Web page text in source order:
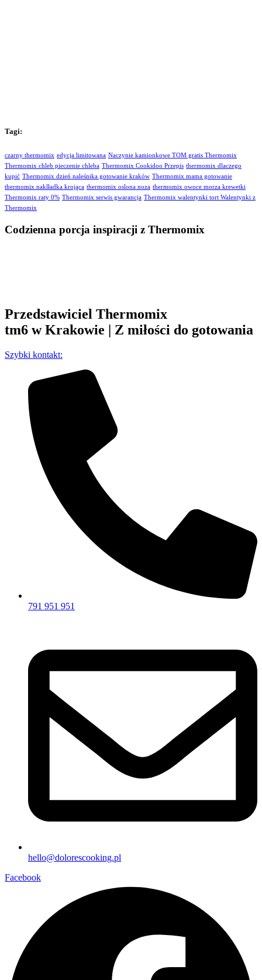
Tagi:
czarny thermomix edycja limitowana Naczynie kamionkowe TOM gratis Thermomix
Thermomix chleb pieczenie chleba Thermomix Cookidoo Przepis thermomix dlaczego
kupić Thermomix dzień naleśnika gotowanie kraków Thermomix mama gotowanie
thermomix naklładka krojąca thermomix oslona noza thermomix owoce morza krewetki
Thermomix raty 0% Thermomix serwis gwarancja Thermomix walentynki tort Walentynki z
Thermomix
Codzienna porcja inspiracji z Thermomix
Przedstawiciel Thermomix
tm6 w Krakowie | Z miłości do gotowania
Szybki kontakt:
791 951 951
hello@dolorescooking.pl
Facebook